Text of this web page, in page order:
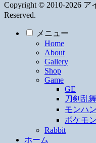
Copyright © 2010-2026 ア
Reserved.
メニュー
Home
About
Gallery
Shop
Game
GE
刀剣乱
モンハン
ポケモン
Rabbit
ホーム